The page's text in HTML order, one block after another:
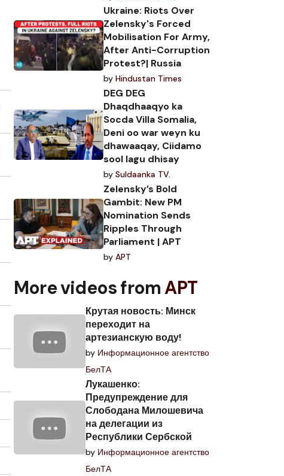
Ukraine: Riots Over
Zelensky's Forced
Mobilisation For Army,
After Anti-Corruption
Protest?| Russia
by Hindustan Times
DEG DEG
Dhaqdhaaqyo ka
Socda Villa Somalia,
Deni oo war weyn ku
dhawaaqay, Ciidamo
sool lagu dhisay
by Suldaanka TV.
Zelensky’s Bold
Gambit: New PM
Nomination Sends
Ripples Through
Parliament | APT
by APT
More videos fromAPT
Крутая новость: Минск
переходит на
артезианскую воду!
by Информационное агентство
БелТА
Лукашенко:
Предупреждение для
Слободана Милошевича
на делегации из
Республики Сербской
by Информационное агентство
БелТА